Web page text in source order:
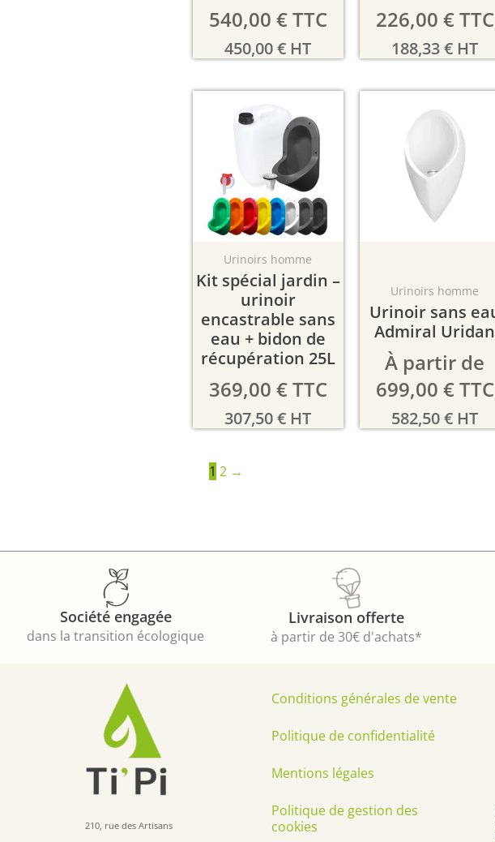
540,00 €TTC
450,00€ HT
226,00 €TTC
188,33€ HT
Urinoirs homme
Kit spécial jardin –
urinoir
encastrable sans
eau + bidon de
récupération 25L
369,00 €TTC
307,50€ HT
Urinoirs homme
Urinoir sans
Admiral Uridan
À partir de
699,00 €TTC
582,50€ HT
1 2 →
Société engagée
dans la transition écologique
Livraison offerte
à partir de 30€ d'achats*
210, rue des Artisans
Conditions générales de vente
Politique de confidentialité
Mentions légales
Politique de gestion des
cookies